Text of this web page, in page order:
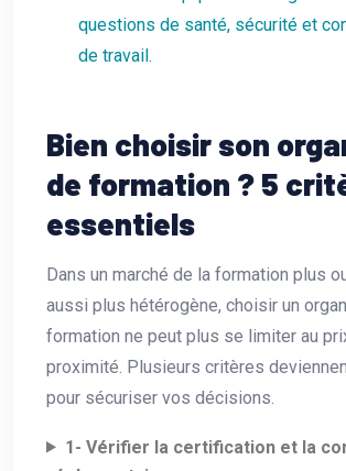
questions de santé, sécurité et
de travail.
Bien choisir son
de formation ? 5
essentiels
Dans un marché de la formation plus
aussi plus hétérogène, choisir un
formation ne peut plus se limiter au
proximité. Plusieurs critères
pour sécuriser vos décisions.
1- Vérifier la certification et la